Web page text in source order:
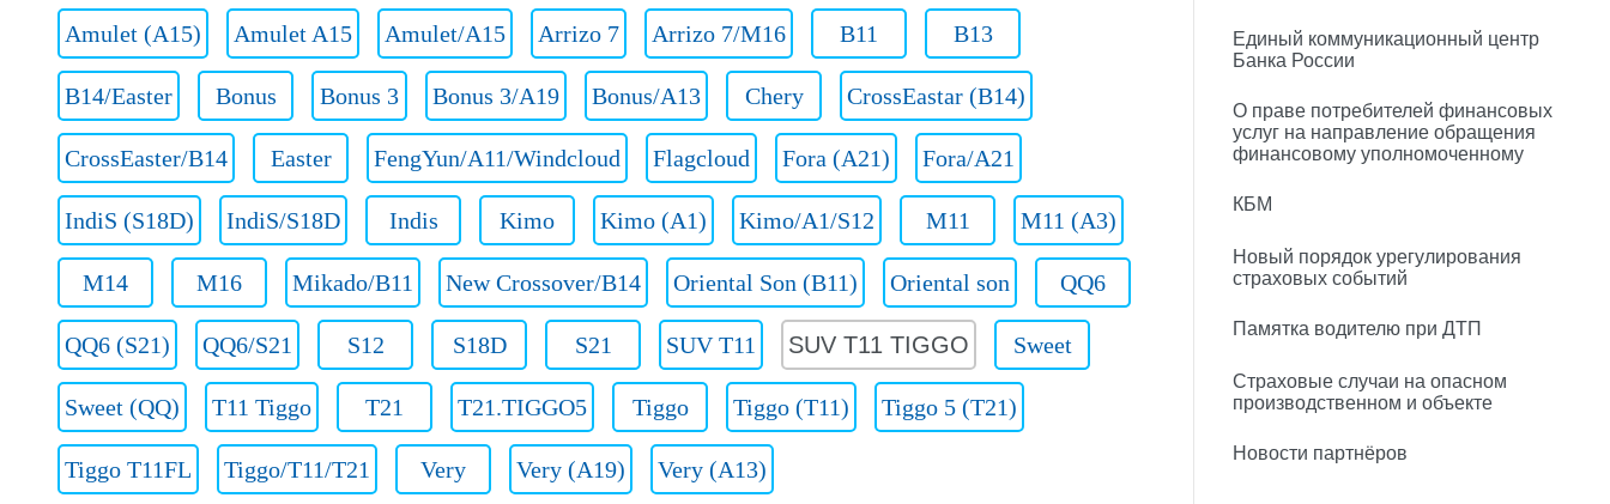
Amulet (A15) Amulet A15 Amulet/A15 Arrizo 7 Arrizo 7/M16 B11 B13
B14/Easter Bonus Bonus 3 Bonus 3/A19 Bonus/A13 Chery CrossEastar (B14)
CrossEaster/B14 Easter FengYun/A11/Windcloud Flagcloud Fora (A21) Fora/A21
IndiS (S18D) IndiS/S18D Indis Kimo Kimo (A1) Kimo/A1/S12 M11 M11 (A3)
M14 M16 Mikado/B11 New Crossover/B14 Oriental Son (B11) Oriental son QQ6
QQ6 (S21) QQ6/S21 S12 S18D S21 SUV T11 SUV T11 TIGGO Sweet
Sweet (QQ) T11 Tiggo T21 T21.TIGGO5 Tiggo Tiggo (T11) Tiggo 5 (T21)
Tiggo T11FL Tiggo/T11/T21 Very Very (A19) Very (А13)
Единый коммуникационный центр
Банка России
О праве потребителей финансовых
услуг на направление обращения
финансовому уполномоченному
КБМ
Новый порядок урегулирования
страховых событий
Памятка водителю при ДТП
Страховые случаи на опасном
производственном и объекте
Новости партнёров